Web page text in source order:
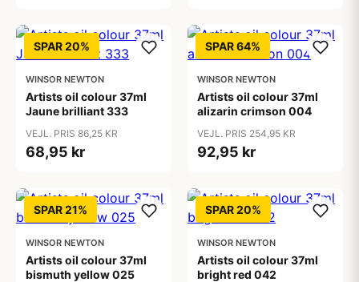
SPAR 20%
WINSOR NEWTON
Artists oil colour 37ml
Jaune brilliant 333
VEJL. PRIS 86,25 KR
68,95 kr
SPAR 64%
WINSOR NEWTON
Artists oil colour 37ml
alizarin crimson 004
VEJL. PRIS 254,95 KR
92,95 kr
SPAR 21%
WINSOR NEWTON
Artists oil colour 37ml
bismuth yellow 025
SPAR 20%
WINSOR NEWTON
Artists oil colour 37ml
bright red 042